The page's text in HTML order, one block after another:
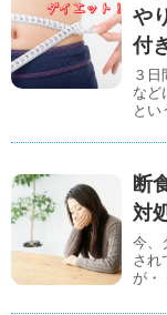
や
付
３
など
とい
断
対
今、
され
が・